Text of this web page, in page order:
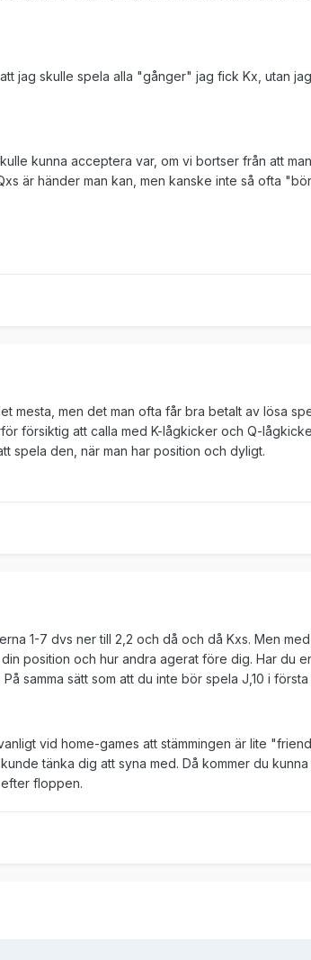
jag skulle spela alla "gånger" jag fick Kx, utan
kunna acceptera var, om vi bortser från att
är händer man kan, men kanske inte så ofta
mesta, men det man ofta får bra betalt av lösa
försiktig att calla med K-lågkicker och Q-
spela den, när man har position och dyligt.
1-7 dvs ner till 2,2 och då och då Kxs. Men
position och hur andra agerat före dig. Har du
samma sätt som att du inte bör spela J,10 i
vid home-games att stämmingen är lite
tänka dig att syna med. Då kommer du
floppen.